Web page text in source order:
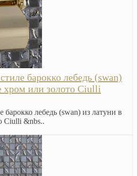
барокко лебедь (swan)
хром или золото Ciulli
барокко лебедь (swan) из латуни в
Ciulli &nbs..